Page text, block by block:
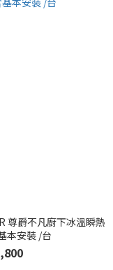
尊爵不凡廚下冰溫瞬熱
本安裝 /台